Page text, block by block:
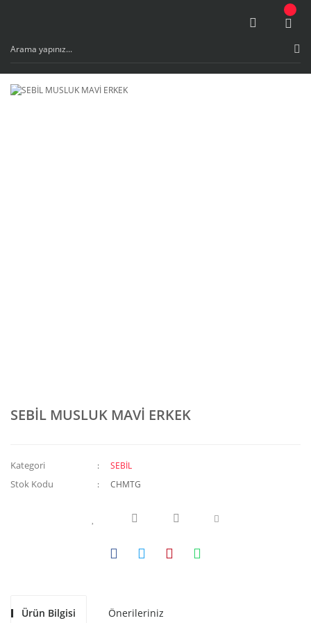
SEBİL MUSLUK MAVİ ERKEK
Kategori SEBİL
Stok Kodu CHMTG
Ürün Bilgisi Önerileriniz